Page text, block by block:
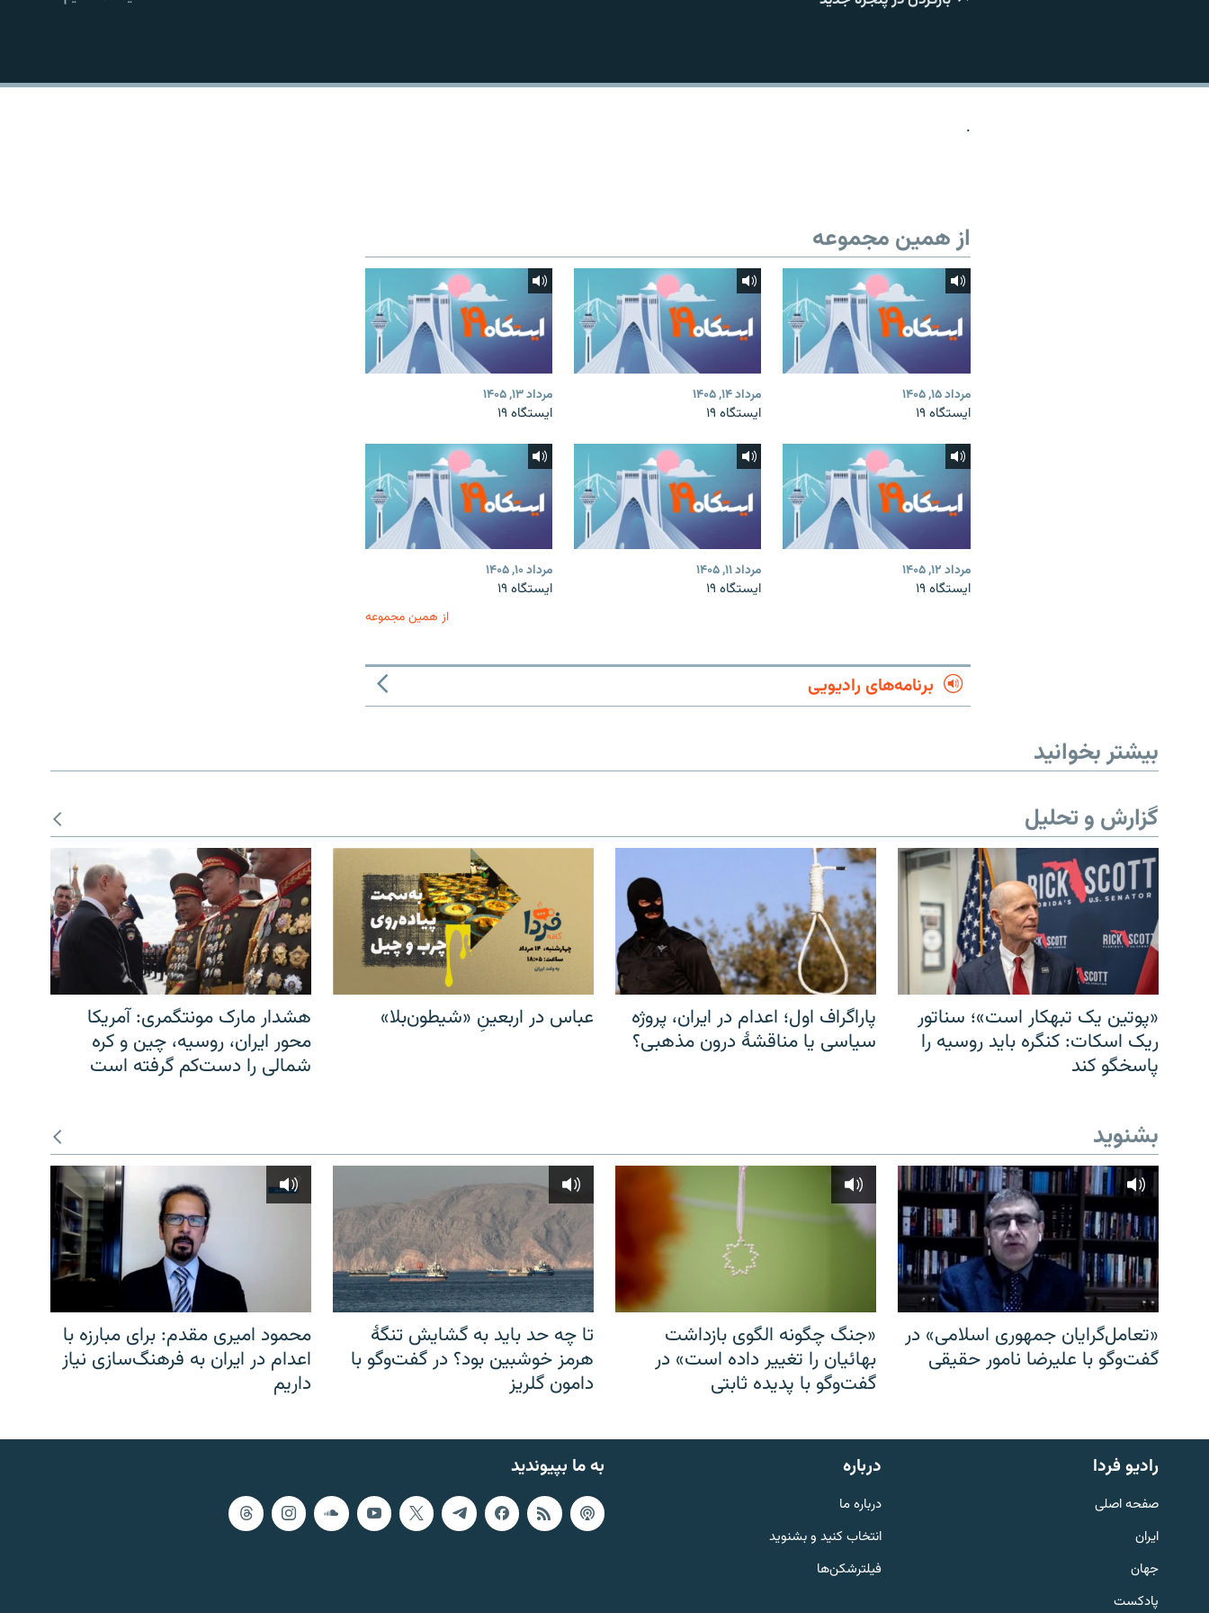
English
به ما بپیوندید
EMBED
.
از همین مجموعه
مرداد ۱۵, ۱۴۰۵
ایستگاه ۱۹
مرداد ۱۴, ۱۴۰۵
ایستگاه ۱۹
مرداد ۱۳, ۱۴۰۵
ایستگاه ۱۹
مرداد ۱۲, ۱۴۰۵
ایستگاه ۱۹
مرداد ۱۱, ۱۴۰۵
ایستگاه ۱۹
مرداد ۱۰, ۱۴۰۵
ایستگاه ۱۹
از همین مجموعه
برنامه‌های رادیویی
بیشتر بخوانید
گزارش و تحلیل
«پوتین یک تبهکار است»؛ سناتور
ریک اسکات: کنگره باید روسیه را
پاسخگو کند
پاراگراف اول؛ اعدام در ایران، پروژه
سیاسی یا مناقشهٔ درون مذهبی؟
عباس در اربعینِ «شیطون‌بلا»
هشدار مارک مونتگمری: آمریکا
محور ایران، روسیه، چین و کره
شمالی را دست‌کم گرفته است
بشنوید
«تعامل‌گرایان جمهوری اسلامی» در
گفت‌وگو با علیرضا نامور حقیقی
«جنگ چگونه الگوی بازداشت
بهائیان را تغییر داده است» در
گفت‌وگو با پدیده ثابتی
تا چه حد باید به گشایش تنگهٔ
هرمز خوشبین بود؟ در گفت‌وگو با
دامون گلریز
محمود امیری مقدم: برای مبارزه با
اعدام در ایران به فرهنگ‌سازی نیاز
داریم
به ما بپیوندید رادیو فردا
صفحه اصلی
ایران
جهان
پادکست
درباره
درباره ما
انتخاب کنید و بشنوید
فیلترشکن‌ها